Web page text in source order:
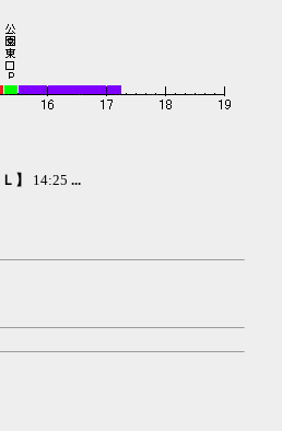
Ｌ】 14:25 ...